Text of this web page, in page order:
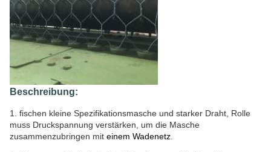
Beschreibung:
1. fischen kleine Spezifikationsmasche und starker Draht, Rolle
muss Druckspannung verstärken, um die Masche
zusammenzubringen mit einem Wadenetz